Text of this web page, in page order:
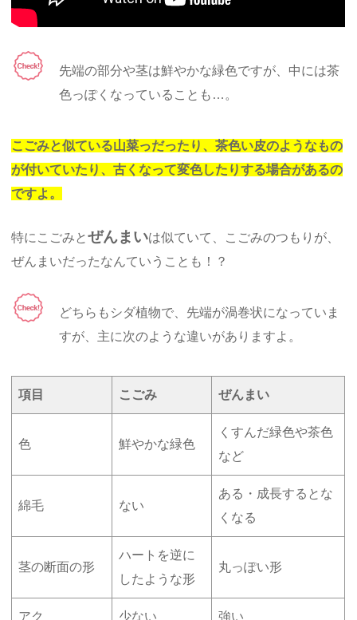
先端の部分や茎は鮮やかな緑色ですが、中には茶
色っぽくなっていることも…。
こごみと似ている山菜っだったり、茶色い皮のようなもの
が付いていたり、古くなって変色したりする場合があるの
ですよ。
特にこごみとぜんまいは似ていて、こごみのつもりが、
ぜんまいだったなんていうことも！？
どちらもシダ植物で、先端が渦巻状になっていま
すが、主に次のような違いがありますよ。
項目 こごみ ぜんまい
色 鮮やかな緑色
くすんだ緑色や茶色
など
綿毛 ない
ある・成長するとな
くなる
茎の断面の形
ハートを逆に
したような形
丸っぽい形
アク 少ない 強い